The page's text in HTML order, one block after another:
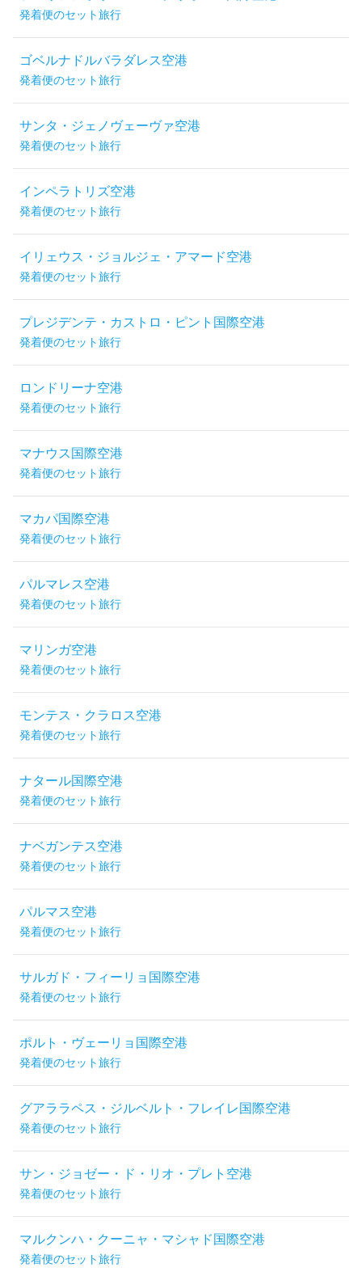
発着便のセット旅行
ゴベルナドルバラダレス空港
発着便のセット旅行
サンタ・ジェノヴェーヴァ空港
発着便のセット旅行
インペラトリズ空港
発着便のセット旅行
イリェウス・ジョルジェ・アマード空港
発着便のセット旅行
プレジデンテ・カストロ・ピント国際空港
発着便のセット旅行
ロンドリーナ空港
発着便のセット旅行
マナウス国際空港
発着便のセット旅行
マカパ国際空港
発着便のセット旅行
パルマレス空港
発着便のセット旅行
マリンガ空港
発着便のセット旅行
モンテス・クラロス空港
発着便のセット旅行
ナタール国際空港
発着便のセット旅行
ナベガンテス空港
発着便のセット旅行
パルマス空港
発着便のセット旅行
サルガド・フィーリョ国際空港
発着便のセット旅行
ポルト・ヴェーリョ国際空港
発着便のセット旅行
グアララペス・ジルベルト・フレイレ国際空港
発着便のセット旅行
サン・ジョゼー・ド・リオ・プレト空港
発着便のセット旅行
マルクンハ・クーニャ・マシャド国際空港
発着便のセット旅行